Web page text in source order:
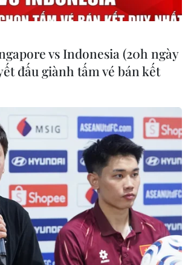
các tỷ phú thế giới cao kỷ
COVID-19
của giới tỷ phú thế giới đã tăng lên
đại dịch viêm đường hô hấp cấp
phiếu tăng giá và lợi nhuận trong lĩnh
chăm sóc y tế.
vs Indonesia (20h ngày
đấu giành tấm vé bán kết